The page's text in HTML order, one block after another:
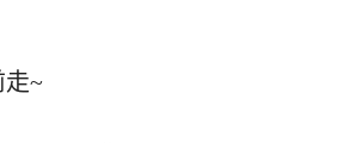
走~